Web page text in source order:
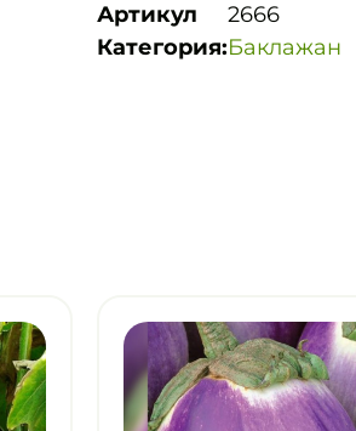
Артикул
2666
Категория:Баклажан